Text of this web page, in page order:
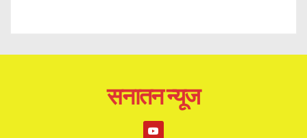
सनातन न्यूज